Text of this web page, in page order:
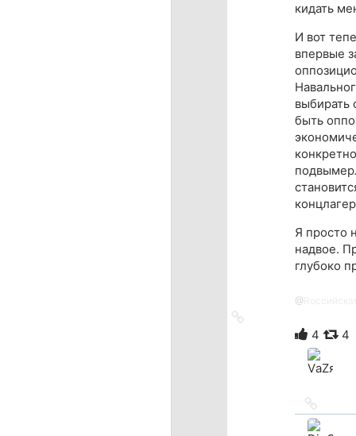
кидать
И вот
впервые
выбирать
быть
Я просто
надвое.
глубоко
@
4 4
на